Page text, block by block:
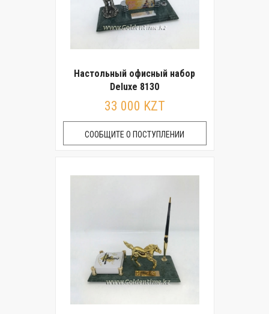
Настольный офисный набор
Deluxe 8130
33 000 KZT
СООБЩИТЕ О ПОСТУПЛЕНИИ